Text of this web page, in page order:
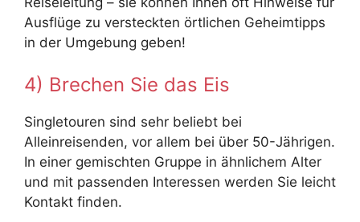
Ausflüge zu versteckten örtlichen Geheimtipps
in der Umgebung geben!
4) Brechen Sie das Eis
Singletouren sind sehr beliebt bei
Alleinreisenden, vor allem bei über 50-Jährigen.
In einer gemischten Gruppe in ähnlichem Alter
und mit passenden Interessen werden Sie leicht
Kontakt finden.